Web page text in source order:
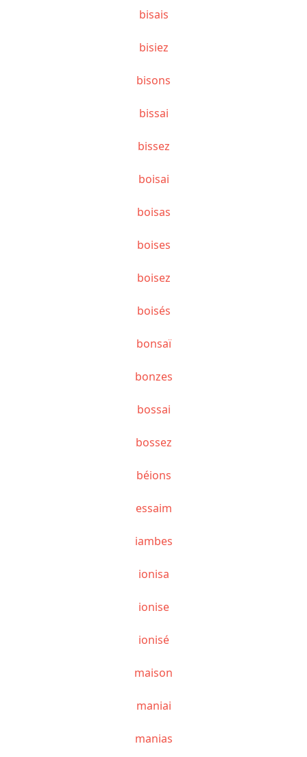
bisais
bisiez
bisons
bissai
bissez
boisai
boisas
boises
boisez
boisés
bonsaï
bonzes
bossai
bossez
béions
essaim
iambes
ionisa
ionise
ionisé
maison
maniai
manias